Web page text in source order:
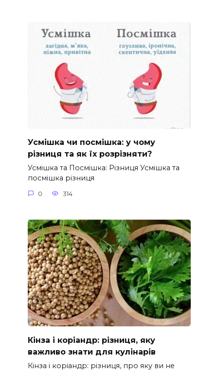
Усмішка чи посмішка: у чому
різниця та як їх розрізняти?
Усмішка та Посмішка: Різниця Усмішка та
посмішка різниця
0 314
Кінза і коріандр: різниця, яку
важливо знати для кулінарів
Кінза і коріандр: різниця, про яку ви не